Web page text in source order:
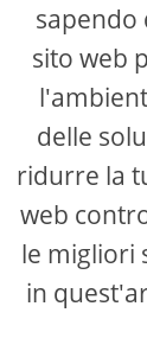
sapendo
sito web
delle
ridurre la
web
le migliori
in